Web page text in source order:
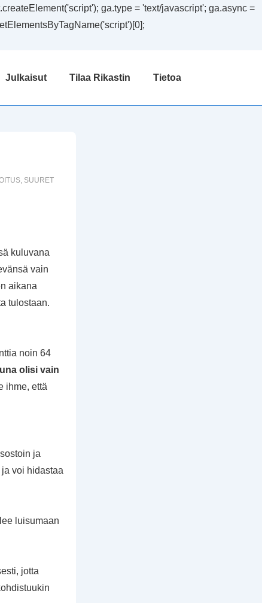
ga.type = 'text/javascript'; ga.async =
Julkaisut Tilaa Rikastin Tietoa
, SUURET
kuluvana
vain
aikana
tulostaan.
noin 64
olisi vain
ihme, että
ja
voi hidastaa
luisumaan
jotta